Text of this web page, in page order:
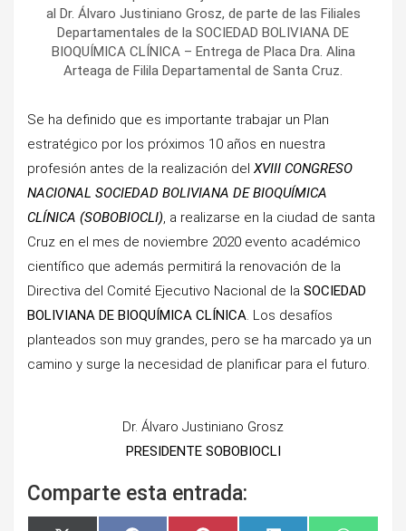
al Dr. Álvaro Justiniano Grosz, de parte de las Filiales
Departamentales de la SOCIEDAD BOLIVIANA DE
BIOQUÍMICA CLÍNICA – Entrega de Placa Dra. Alina
Arteaga de Filila Departamental de Santa Cruz.
Se ha definido que es importante trabajar un Plan
estratégico por los próximos 10 años en nuestra
profesión antes de la realización del XVIII CONGRESO
NACIONAL SOCIEDAD BOLIVIANA DE BIOQUÍMICA
CLÍNICA (SOBOBIOCLI), a realizarse en la ciudad de santa
Cruz en el mes de noviembre 2020 evento académico
científico que además permitirá la renovación de la
Directiva del Comité Ejecutivo Nacional de la SOCIEDAD
BOLIVIANA DE BIOQUÍMICA CLÍNICA. Los desafíos
planteados son muy grandes, pero se ha marcado ya un
camino y surge la necesidad de planificar para el futuro.
Dr. Álvaro Justiniano Grosz
PRESIDENTE SOBOBIOCLI
Comparte esta entrada: